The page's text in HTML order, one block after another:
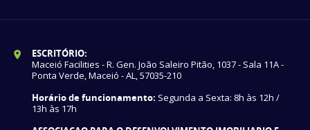
ESCRITÓRIO:
Maceió Facilities - R. Gen. João Saleiro Pitão, 1037 - Sala 11A -
Ponta Verde, Maceió - AL, 57035-210
Horário de funcionamento: Segunda a Sexta: 8h às 12h /
13h às 17h